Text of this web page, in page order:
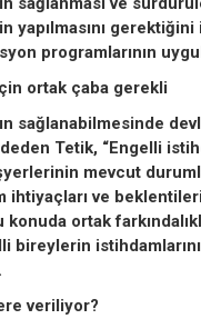
yapılmasını
programlarının
ortak çaba gerekli
sağlanabilmesinde
Tetik, “Engelli
mevcut
ihtiyaçları ve
ortak
bireylerin
veriliyor?